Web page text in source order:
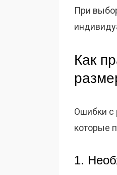
При
Как
Ошибки с
которые
1.